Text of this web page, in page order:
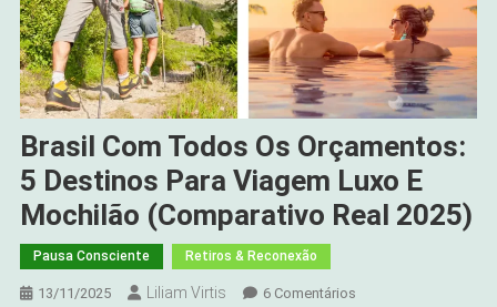
Brasil Com Todos Os Orçamentos:
5 Destinos Para Viagem Luxo E
Mochilão (Comparativo Real 2025)
Pausa Consciente Retiros & Reconexão
13/11/2025 Liliam Virtis 6 ComentáriosEm